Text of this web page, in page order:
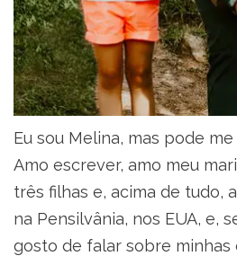
Eu sou Melina, mas pode
Amo escrever, amo meu
três filhas e, acima de tudo,
na Pensilvânia, nos EUA, e,
gosto de falar sobre minhas